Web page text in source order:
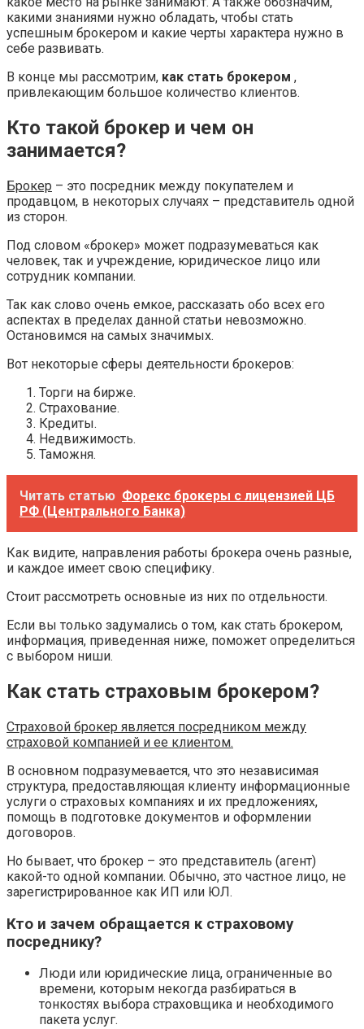
какими знаниями нужно обладать, чтобы стать
успешным брокером и какие черты характера нужно в
себе развивать.
В конце мы рассмотрим, как стать брокером ,
привлекающим большое количество клиентов.
Кто такой брокер и чем он
занимается?
Брокер – это посредник между покупателем и
продавцом, в некоторых случаях – представитель одной
из сторон.
Под словом «брокер» может подразумеваться как
человек, так и учреждение, юридическое лицо или
сотрудник компании.
Так как слово очень емкое, рассказать обо всех его
аспектах в пределах данной статьи невозможно.
Остановимся на самых значимых.
Вот некоторые сферы деятельности брокеров:
Торги на бирже.
Страхование.
Кредиты.
Недвижимость.
Таможня.
Читать статью Форекс брокеры с лицензией ЦБ
РФ (Центрального Банка)
Как видите, направления работы брокера очень разные,
и каждое имеет свою специфику.
Стоит рассмотреть основные из них по отдельности.
Если вы только задумались о том, как стать брокером,
информация, приведенная ниже, поможет определиться
с выбором ниши.
Как стать страховым брокером?
Страховой брокер является посредником между
страховой компанией и ее клиентом.
В основном подразумевается, что это независимая
структура, предоставляющая клиенту информационные
услуги о страховых компаниях и их предложениях,
помощь в подготовке документов и оформлении
договоров.
Но бывает, что брокер – это представитель (агент)
какой-то одной компании. Обычно, это частное лицо, не
зарегистрированное как ИП или ЮЛ.
Кто и зачем обращается к страховому
посреднику?
Люди или юридические лица, ограниченные во
времени, которым некогда разбираться в
тонкостях выбора страховщика и необходимого
пакета услуг.